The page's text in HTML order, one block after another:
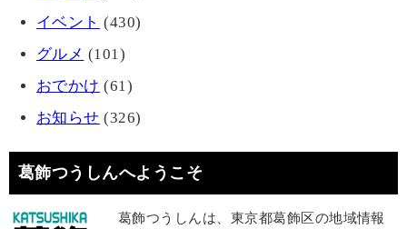
イベント (430)
グルメ (101)
おでかけ (61)
お知らせ (326)
葛飾つうしんへようこそ
葛飾つうしんは、東京都葛飾区の地域情報